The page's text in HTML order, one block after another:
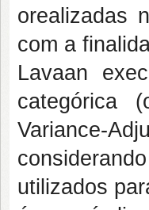
orealizadas
com a
Lavaan
categórica
Variance-
utilizados